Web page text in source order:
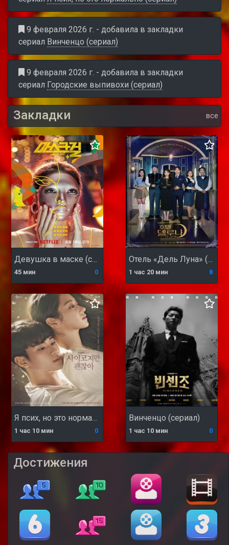
9 февраля 2026 г. - добавила в закладки
сериал Винченцо (сериал)
9 февраля 2026 г. - добавила в закладки
сериал Городские выпивохи (сериал)
Закладки все
Девушка в маске (сериал)
45 мин 0
Отель «Дель Луна» (сериал)
1 час 20 мин 8
Я псих, но это нормально (сериал)
1 час 10 мин 0
Винченцо (сериал)
1 час 10 мин 0
Достижения